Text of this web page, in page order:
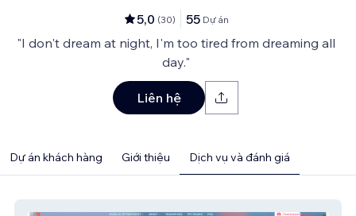
5,0 (30) 55 Dự án
"I don't dream at night, I'm too tired from dreaming all
day."
Liên hệ
Dự án khách hàng Giới thiệu Dịch vụ và đánh giá